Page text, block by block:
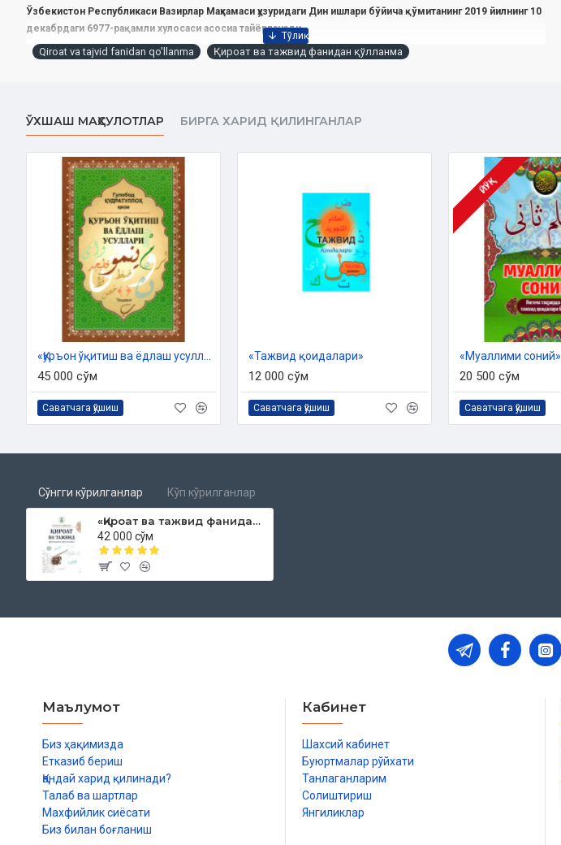
Ўзбекистон Республикаси Вазирлар Маҳкамаси ҳузуридаги Дин ишлари бўйича қўмитанинг 2019 йилнинг 10
декабрдаги 6977-рақамли хулосаси асосиа тайёрланади
Муаллиф: Жаҳонгир Убайдуллоҳ
Ҳажми:
60×90 1/16 ‎
Муқоваси: қаттиқ
Qiroat va tajvid fanidan qo'llanma Қироат ва тажвид фанидан қўлланма
ЎХШАШ МАҲСУЛОТЛАР БИРГА ХАРИД ҚИЛИНГАНЛАР
45 000 сўм
Саватчага қўшиш
«Тажвид қоидалари‎»
12 000 сўм
Саватчага қўшиш
ЙЎҚ
«Муаллими соний»
20 500 сўм
Саватчага қўшиш
Сўнгги кўрилганлар Кўп кўрилганлар
«Қироат ва тажвид фанидан қўлланма»
42 000 сўм
Маълумот
Биз ҳақимизда
Етказиб бериш
Қандай харид қилинади?
Талаб ва шартлар
Махфийлик сиёсати
Биз билан боғланиш
Кабинет
Шахсий кабинет
Буюртмалар рўйхати
Танлаганларим
Солиштириш
Янгиликлар